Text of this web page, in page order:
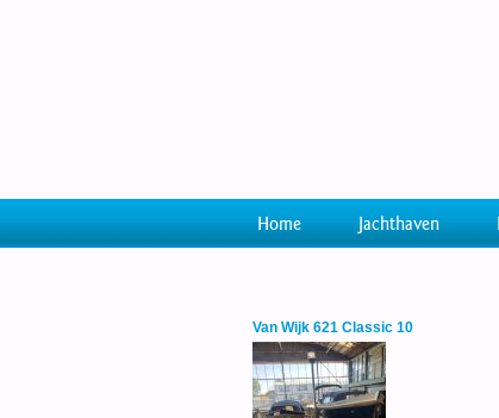
Home Jachthaven
Van Wijk 621 Classic 10